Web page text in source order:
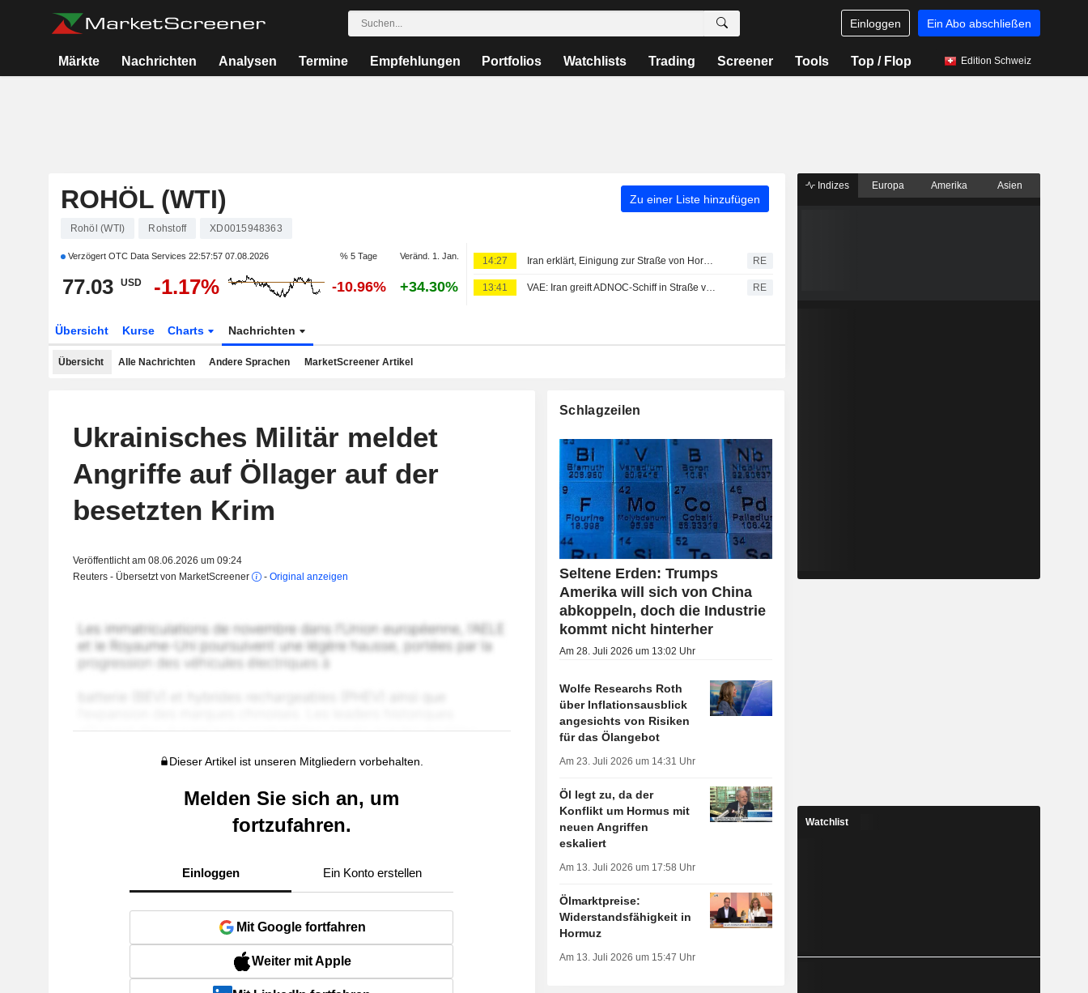
Einloggen Ein Abo abschließen
Märkte Nachrichten Analysen Termine Empfehlungen Portfolios Watchlists Trading Screener Tools Top / Flop Edition Schweiz
ROHÖL (WTI) Zu einer Liste hinzufügen
Rohöl (WTI) Rohstoff XD0015948363
Verzögert OTC Data Services 22:57:57 07.08.2026 % 5 Tage Veränd. 1. Jan.
77.03 USD -1.17% -10.96% +34.30%
14:27 Iran erklärt, Einigung zur Straße von Hormus stehe kurz bevor - doch allein werde man die Wasserstraße nicht öffnen RE
13:41 VAE: Iran greift ADNOC-Schiff in Straße von Hormus mit Rakete an RE
Übersicht Kurse Charts Nachrichten
Übersicht Alle Nachrichten Andere Sprachen MarketScreener Artikel
Ukrainisches Militär meldet
Angriffe auf Öllager auf der
besetzten Krim
Veröffentlicht am 08.06.2026 um 09:24
Reuters - Übersetzt von MarketScreener
- Original anzeigen
Dieser Artikel ist unseren Mitgliedern vorbehalten.
Melden Sie sich an, um
fortzufahren.
Einloggen Ein Konto erstellen
Mit Google fortfahren
Weiter mit Apple
Schlagzeilen
Seltene Erden: Trumps
Amerika will sich von China
abkoppeln, doch die Industrie
kommt nicht hinterher
Am 28. Juli 2026 um 13:02 Uhr
Wolfe Researchs Roth
über Inflationsausblick
angesichts von Risiken
für das Ölangebot
Am 23. Juli 2026 um 14:31 Uhr
Öl legt zu, da der
Konflikt um Hormus mit
neuen Angriffen
eskaliert
Am 13. Juli 2026 um 17:58 Uhr
Ölmarktpreise:
Widerstandsfähigkeit in
Hormuz
Am 13. Juli 2026 um 15:47 Uhr
Indizes Europa Amerika Asien
Watchlist